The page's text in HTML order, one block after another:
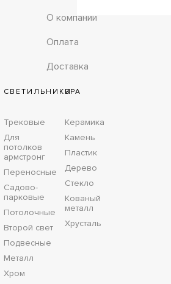
О компании
Оплата
Доставка
СВЕТИЛЬНИКИ
Трековые
Для
потолков
армстронг
Переносные
Садово-
парковые
Потолочные
Второй свет
Подвесные
Металл
Хром
БРА
Керамика
Камень
Пластик
Дерево
Стекло
Кованый
металл
Хрусталь